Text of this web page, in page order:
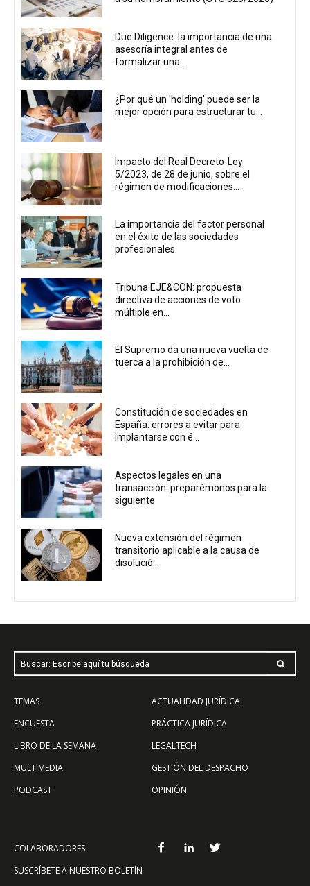
Due Diligence: la importancia de una
asesoría integral antes de
formalizar una...
¿Por qué un 'holding' puede ser la
mejor opción para estructurar tu...
Impacto del Real Decreto-Ley
5/2023, de 28 de junio, sobre el
régimen de modificaciones...
La importancia del factor personal
en el éxito de las sociedades
profesionales
Tribuna EJE&CON: propuesta
directiva de acciones de voto
múltiple en...
El Supremo da una nueva vuelta de
tuerca a la prohibición de...
Constitución de sociedades en
España: errores a evitar para
implantarse con é...
Aspectos legales en una
transacción: preparémonos para la
siguiente
Nueva extensión del régimen
transitorio aplicable a la causa de
disolució...
Buscar: Escribe aquí tu búsqueda
TEMAS
ENCUESTA
LIBRO DE LA SEMANA
MULTIMEDIA
PODCAST
ACTUALIDAD JURÍDICA
PRÁCTICA JURÍDICA
LEGALTECH
GESTIÓN DEL DESPACHO
OPINIÓN
COLABORADORES
SUSCRÍBETE A NUESTRO BOLETÍN